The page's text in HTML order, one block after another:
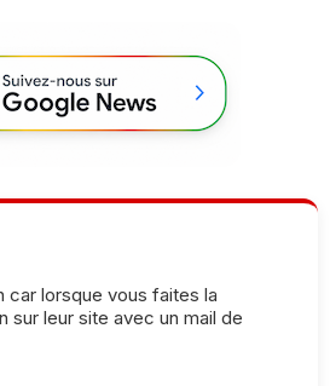
car lorsque vous faites la
sur leur site avec un mail de